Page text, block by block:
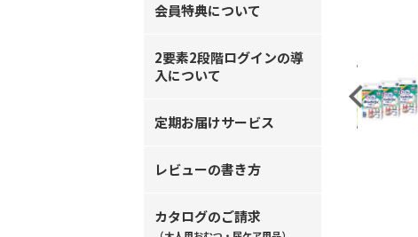
会員特典について
2要素2段階ログインの導
入について
定期お届けサービス
レビューの書き方
カタログのご請求
Previous